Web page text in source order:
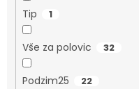
Tip 1
Vše za polovic 32
Podzim25 22